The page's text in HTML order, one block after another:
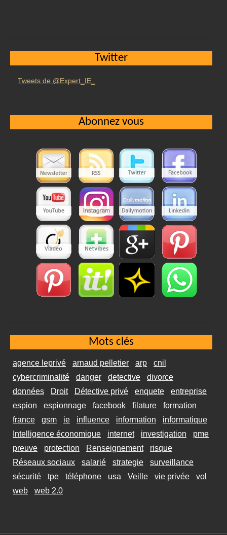
Twitter
Tweets de @Expert_IE_
Abonnez vous
Mots clés
agence leprivé arnaud pelletier arp
cnil
cybercriminalité
danger detective
divorce
données
Droit Détective privé enquete
entreprise
espion
espionnage facebook filature
formation
france
gsm ie influence information
informatique
Intelligence économique
internet investigation
pme
preuve
protection Renseignement
risque
Réseaux sociaux
salarié strategie
surveillance
sécurité
tpe téléphone usa Veille vie privée
vol
web
web 2.0